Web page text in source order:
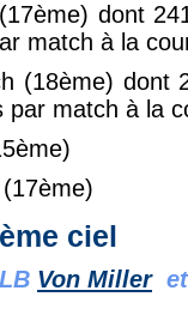
dont
match à la
(18ème) dont
par match à la
ciel
Von Milleret